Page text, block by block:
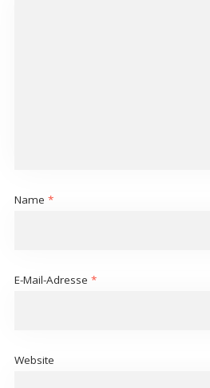
Name *
E-Mail-Adresse *
Website